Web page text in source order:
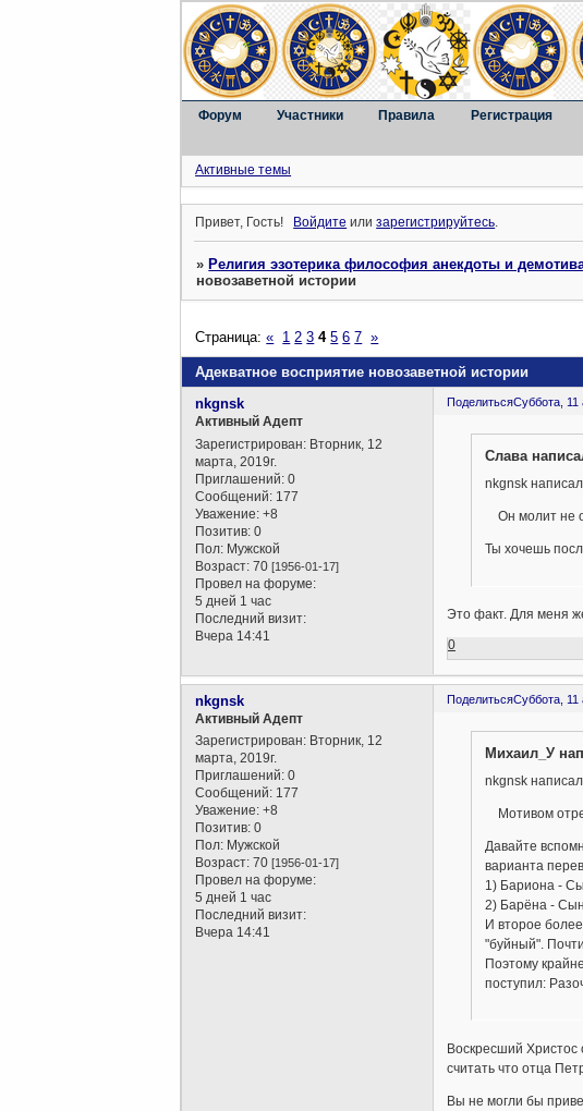
Форум Участники Правила Регистрация
Активные темы
Привет, Гость! Войдите илизарегистрируйтесь.
»Религия эзотерика философия анекдоты и
новозаветной истории
Адекватное восприятие новозаветной истории
Страница:« 1 2 3 4 5 6 7 »
ПоделитьсяСуббота, 11
nkgnsk
Активный Адепт
Зарегистрирован: Вторник, 12
марта, 2019г.
Приглашений: 0
Сообщений: 177
Уважение: +8
Позитив: 0
Пол: Мужской
Возраст: 70[1956-01-17]
Провел на форуме:
5 дней 1 час
Последний визит:
Вчера 14:41
Слава
nkgnsk
Он молит не
Ты хочешь
Это факт. Для меня
0
ПоделитьсяСуббота, 11
nkgnsk
Активный Адепт
Зарегистрирован: Вторник, 12
марта, 2019г.
Приглашений: 0
Сообщений: 177
Уважение: +8
Позитив: 0
Пол: Мужской
Возраст: 70[1956-01-17]
Провел на форуме:
5 дней 1 час
Последний визит:
Вчера 14:41
Михаил_У
nkgnsk
Мотивом
Давайте
варианта
1) Бариона -
2) Барёна -
И второе
"буйный".
Поэтому
поступил:
Воскресший
считать что отца
Вы не могли бы